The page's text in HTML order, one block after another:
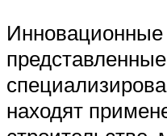
находят